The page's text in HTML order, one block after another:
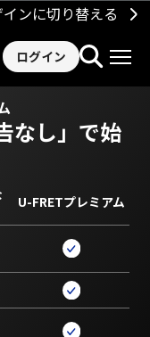
ンに切り替える
ログイン
なし」で始
U-FRETプレミアム